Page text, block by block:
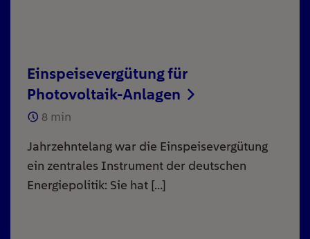
Einspeisevergütung für
Photovoltaik-Anlagen
8 min
Jahrzehntelang war die Einspeisevergütung
ein zentrales Instrument der deutschen
Energiepolitik: Sie hat […]